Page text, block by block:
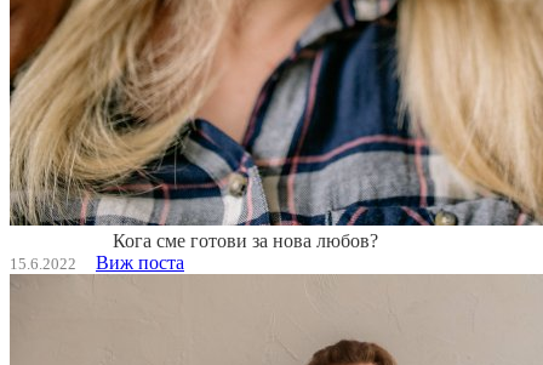
Кога сме готови за нова любов?
15.6.2022 Виж поста